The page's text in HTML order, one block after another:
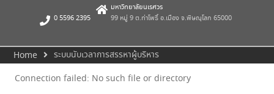
0 5596 2395
มหาวิทยาลัยนเรศวร
99 หมู่ 9 ต.ท่าโพธิ์ อ.เมือง จ.พิษณุโลก 65000
Home
ระบบนับเวลาการสรรหาผู้บริหาร
Connection failed: No such file or directory